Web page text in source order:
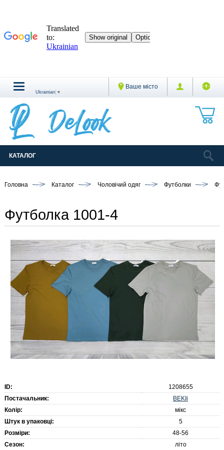
Ваше місто
Ukrainian ▼
КАТАЛОГ
Головна Каталог Чоловічий одяг Футболки
Футболка 1001-4
ID:
1208655
Постачальник:
BEKIi
Колір:
мікс
Штук в упаковці:
5
Розміри:
48-56
Сезон:
літо